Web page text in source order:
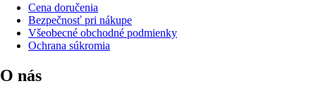
Cena doručenia
Bezpečnosť pri nákupe
Všeobecné obchodné podmienky
Ochrana súkromia
O nás